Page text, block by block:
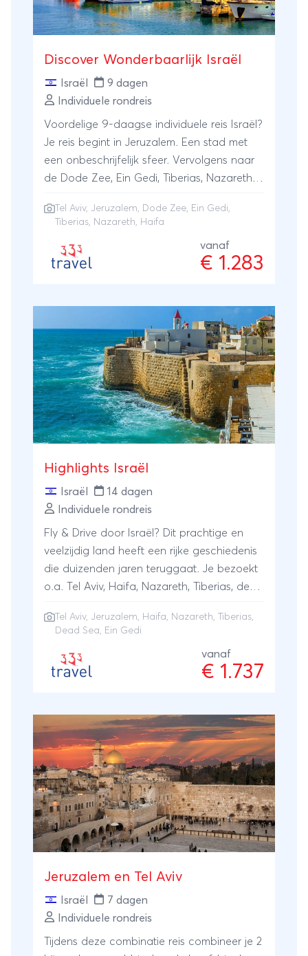
vallei aan als toevoeging aan je reis.
Discover Wonderbaarlijk Israël
Israël
9 dagen
Individuele rondreis
Voordelige 9-daagse individuele reis Israël?
Je reis begint in Jeruzalem. Een stad met
een onbeschrijfelijk sfeer. Vervolgens naar
de Dode Zee, Ein Gedi, Tiberias, Nazareth,
Tel Aviv, Jeruzalem, Dode Zee, Ein Gedi,
Tiberias, Nazareth, Haifa
vanaf
€ 1.283
Highlights Israël
Israël
14 dagen
Individuele rondreis
Fly & Drive door Israël? Dit prachtige en
veelzijdig land heeft een rijke geschiedenis
die duizenden jaren teruggaat. Je bezoekt
o.a. Tel Aviv, Haifa, Nazareth, Tiberias, de
Tel Aviv, Jeruzalem, Haifa, Nazareth, Tiberias,
Dead Sea, Ein Gedi
vanaf
€ 1.737
Jeruzalem en Tel Aviv
Israël
7 dagen
Individuele rondreis
Tijdens deze combinatie reis combineer je 2